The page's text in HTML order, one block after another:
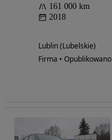
161 000 km
2018
Lublin (Lubelskie)
Firma • Opublikowano